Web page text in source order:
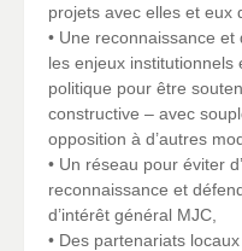
projets avec elles et eux
• Une reconnaissance
les enjeux
politique pour être
constructive – avec
opposition à d’autres
• Un réseau pour éviter
reconnaissance et
d’intérêt général MJC,
• Des partenariats